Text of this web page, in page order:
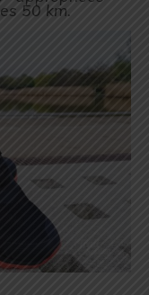
50 km.